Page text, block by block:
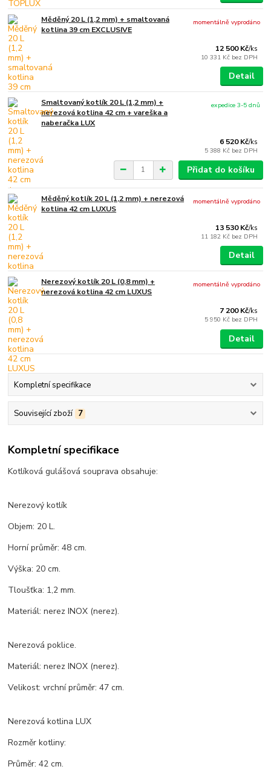
Měděný 20 L (1,2 mm) + smaltovaná
kotlina 39 cm EXCLUSIVE
12 500 Kč/ks
10 331 Kč bez DPH
momentálně vyprodáno
Detail
Smaltovaný kotlík 20 L (1,2 mm) +
nerezová kotlina 42 cm + vareška a
naberačka LUX
6 520 Kč/ks
5 388 Kč bez DPH
expedice 3-5 dnů
Přidat do košíku
Měděný kotlík 20 L (1,2 mm) + nerezová
kotlina 42 cm LUXUS
13 530 Kč/ks
11 182 Kč bez DPH
momentálně vyprodáno
Detail
Nerezový kotlík 20 L (0,8 mm) +
nerezová kotlina 42 cm LUXUS
7 200 Kč/ks
5 950 Kč bez DPH
momentálně vyprodáno
Detail
Kompletní specifikace
Související zboží 7
Kompletní specifikace
Kotlíková gulášová souprava obsahuje:
Nerezový kotlík
Objem: 20 L.
Horní průměr: 48 cm.
Výška: 20 cm.
Tloušťka: 1,2 mm.
Materiál: nerez INOX (nerez).
Nerezová poklice.
Materiál: nerez INOX (nerez).
Velikost: vrchní průměr: 47 cm.
Nerezová kotlina LUX
Rozměr kotliny:
Průměr: 42 cm.